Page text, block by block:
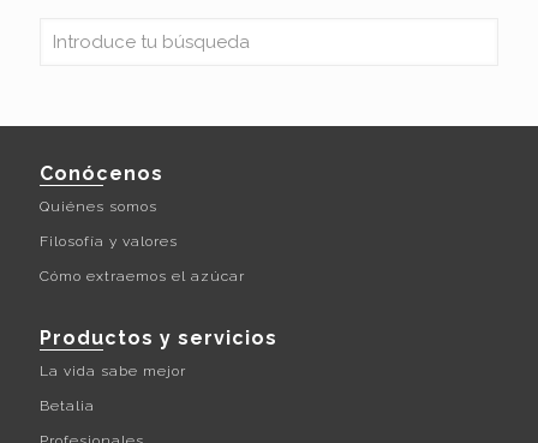
Conócenos
Quiénes somos
Filosofía y valores
Cómo extraemos el azúcar
Productos y servicios
La vida sabe mejor
Betalia